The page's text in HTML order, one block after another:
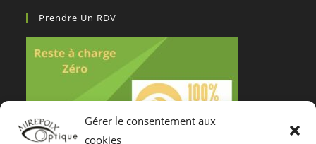
Gérer le consentement aux
cookies
Prendre Un RDV